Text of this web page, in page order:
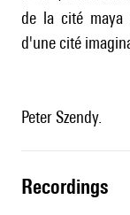
de la cité maya
d'une cité
Peter Szendy.
recordings